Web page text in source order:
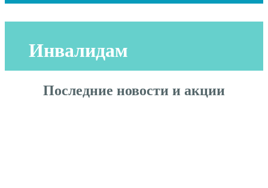
Инвалидам
Последние новости и акции